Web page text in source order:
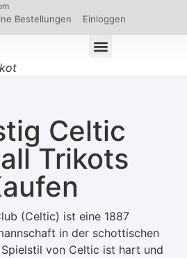
Bestellungen Einloggen
Celtic
Trikots
(Celtic) ist eine 1887
in der schottischen
von Celtic ist hart und